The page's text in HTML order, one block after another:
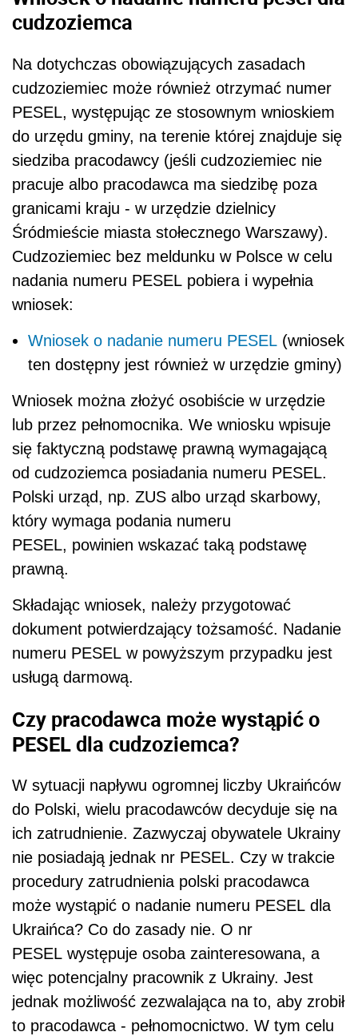
cudzoziemca
Na dotychczas obowiązujących zasadach
cudzoziemiec może również otrzymać numer
PESEL, występując ze stosownym wnioskiem
do urzędu gminy, na terenie której znajduje się
siedziba pracodawcy (jeśli cudzoziemiec nie
pracuje albo pracodawca ma siedzibę poza
granicami kraju - w urzędzie dzielnicy
Śródmieście miasta stołecznego Warszawy).
Cudzoziemiec bez meldunku w Polsce w celu
nadania numeru PESEL pobiera i wypełnia
wniosek:
Wniosek o nadanie numeru PESEL (wniosek
ten dostępny jest również w urzędzie gminy)
Wniosek można złożyć osobiście w urzędzie
lub przez pełnomocnika. We wniosku wpisuje
się faktyczną podstawę prawną wymagającą
od cudzoziemca posiadania numeru PESEL.
Polski urząd, np. ZUS albo urząd skarbowy,
który wymaga podania numeru
PESEL, powinien wskazać taką podstawę
prawną.
Składając wniosek, należy przygotować
dokument potwierdzający tożsamość. Nadanie
numeru PESEL w powyższym przypadku jest
usługą darmową.
Czy pracodawca może wystąpić o
PESEL dla cudzoziemca?
W sytuacji napływu ogromnej liczby Ukraińców
do Polski, wielu pracodawców decyduje się na
ich zatrudnienie. Zazwyczaj obywatele Ukrainy
nie posiadają jednak nr PESEL. Czy w trakcie
procedury zatrudnienia polski pracodawca
może wystąpić o nadanie numeru PESEL dla
Ukraińca? Co do zasady nie. O nr
PESEL występuje osoba zainteresowana, a
więc potencjalny pracownik z Ukrainy. Jest
jednak możliwość zezwalająca na to, aby zrobił
to pracodawca - pełnomocnictwo. W tym celu